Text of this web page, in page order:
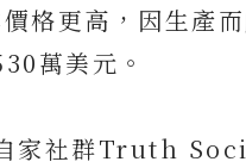
格更高，因生產
萬美元。
家社群Truth